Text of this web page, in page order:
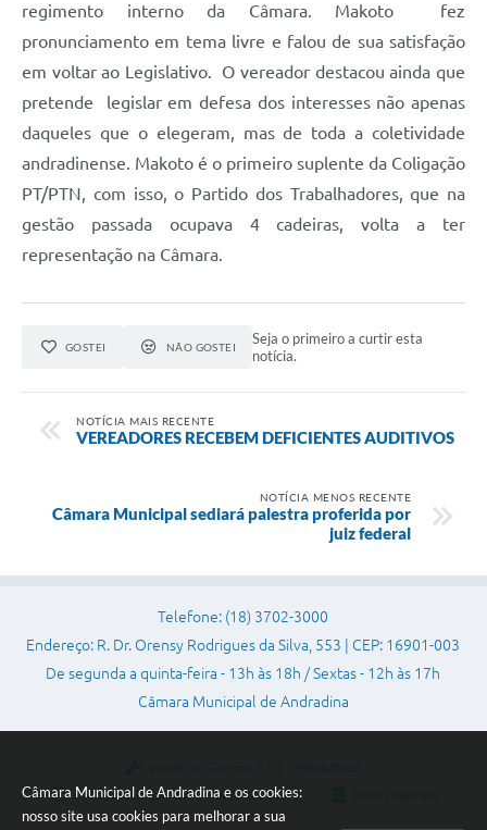
Câmara Municipal de Andradina e os cookies:
nosso site usa cookies para melhorar a sua
Comissões
Audiências Públicas
Arquivos para Download
Turismo
Obras
A Prefeitura
regimento interno da Câmara. Makoto fez
pronunciamento em tema livre e falou de sua satisfação
em voltar ao Legislativo. O vereador destacou ainda que
pretende legislar em defesa dos interesses não apenas
daqueles que o elegeram, mas de toda a coletividade
andradinense. Makoto é o primeiro suplente da Coligação
PT/PTN, com isso, o Partido dos Trabalhadores, que na
gestão passada ocupava 4 cadeiras, volta a ter
representação na Câmara.
GOSTEI NÃO GOSTEI
Seja o primeiro a curtir esta
notícia.
NOTÍCIA MAIS RECENTE
VEREADORES RECEBEM DEFICIENTES AUDITIVOS
NOTÍCIA MENOS RECENTE
Câmara Municipal sediará palestra proferida por
juiz federal
Telefone: (18) 3702-3000
Endereço: R. Dr. Orensy Rodrigues da Silva, 553 | CEP: 16901-003
De segunda a quinta-feira - 13h às 18h / Sextas - 12h às 17h
Câmara Municipal de Andradina
Portal atualizado em:05/08/2026 16:44